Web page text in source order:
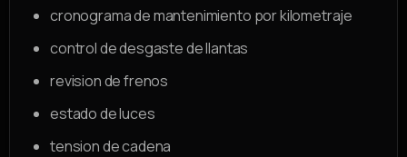
cronograma de mantenimiento por kilometraje
control de desgaste de llantas
revision de frenos
estado de luces
tension de cadena